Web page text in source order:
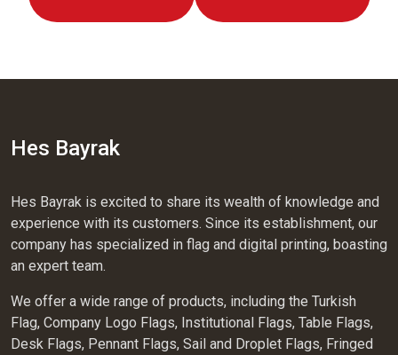
Hes Bayrak
Hes Bayrak is excited to share its wealth of knowledge and
experience with its customers. Since its establishment, our
company has specialized in flag and digital printing, boasting
an expert team.
We offer a wide range of products, including the Turkish
Flag, Company Logo Flags, Institutional Flags, Table Flags,
Desk Flags, Pennant Flags, Sail and Droplet Flags, Fringed